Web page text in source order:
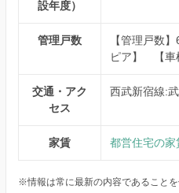
設年度）
管理戸数
【管理戸数
ピア】 【車
交通・アク
セス
西武新宿線:
家賃 都営住宅の家
※情報は常に最新の内容であること